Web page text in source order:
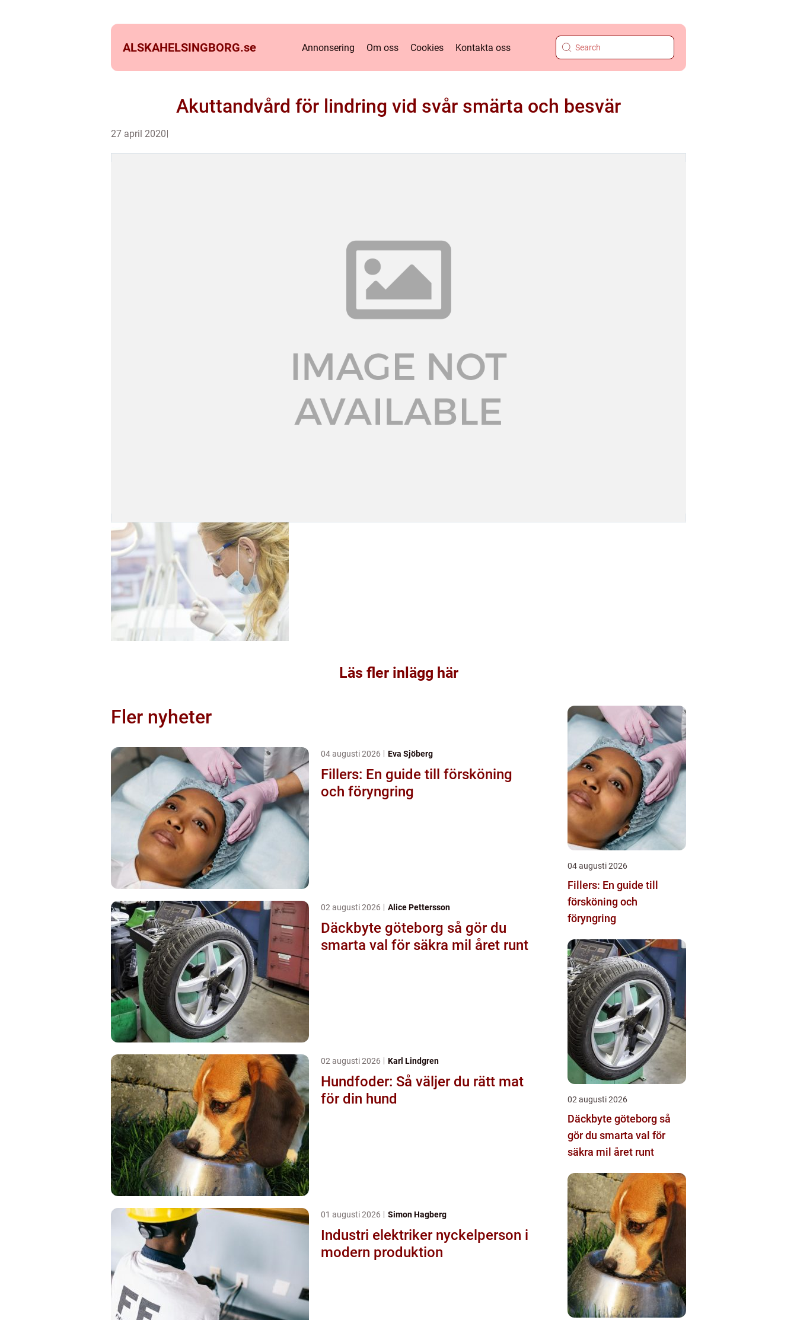
ALSKAHELSINGBORG.se Annonsering Om oss Cookies Kontakta oss
Akuttandvård för lindring vid svår smärta och besvär
27 april 2020
Läs fler inlägg här
Fler nyheter
04 augusti 2026 Eva Sjöberg
Fillers: En guide till försköning
och föryngring
02 augusti 2026 Alice Pettersson
Däckbyte göteborg så gör du
smarta val för säkra mil året runt
02 augusti 2026 Karl Lindgren
Hundfoder: Så väljer du rätt mat
för din hund
01 augusti 2026 Simon Hagberg
Industri elektriker nyckelperson i
modern produktion
04 augusti 2026
Fillers: En guide till
försköning och
föryngring
02 augusti 2026
Däckbyte göteborg så
gör du smarta val för
säkra mil året runt